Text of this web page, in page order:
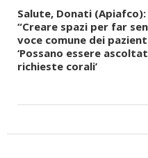
Salute, Donati (Apiafco):
“Creare spazi per far
voce comune dei
‘Possano essere
richieste corali’